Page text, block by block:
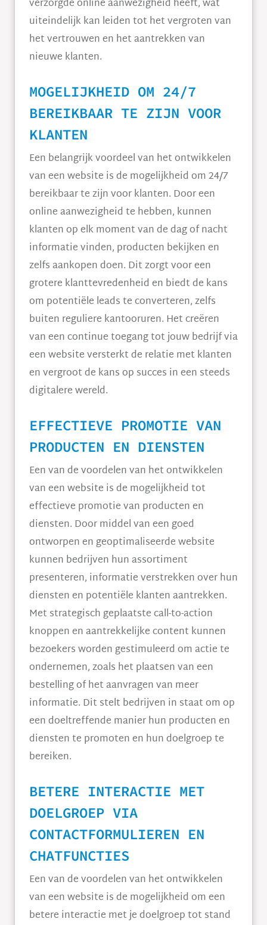
verzorgde online aanwezigheid heeft, wat
uiteindelijk kan leiden tot het vergroten van
het vertrouwen en het aantrekken van
nieuwe klanten.
MOGELIJKHEID OM 24/7
BEREIKBAAR TE ZIJN VOOR
KLANTEN
Een belangrijk voordeel van het ontwikkelen
van een website is de mogelijkheid om 24/7
bereikbaar te zijn voor klanten. Door een
online aanwezigheid te hebben, kunnen
klanten op elk moment van de dag of nacht
informatie vinden, producten bekijken en
zelfs aankopen doen. Dit zorgt voor een
grotere klanttevredenheid en biedt de kans
om potentiële leads te converteren, zelfs
buiten reguliere kantooruren. Het creëren
van een continue toegang tot jouw bedrijf via
een website versterkt de relatie met klanten
en vergroot de kans op succes in een steeds
digitalere wereld.
EFFECTIEVE PROMOTIE VAN
PRODUCTEN EN DIENSTEN
Een van de voordelen van het ontwikkelen
van een website is de mogelijkheid tot
effectieve promotie van producten en
diensten. Door middel van een goed
ontworpen en geoptimaliseerde website
kunnen bedrijven hun assortiment
presenteren, informatie verstrekken over hun
diensten en potentiële klanten aantrekken.
Met strategisch geplaatste call-to-action
knoppen en aantrekkelijke content kunnen
bezoekers worden gestimuleerd om actie te
ondernemen, zoals het plaatsen van een
bestelling of het aanvragen van meer
informatie. Dit stelt bedrijven in staat om op
een doeltreffende manier hun producten en
diensten te promoten en hun doelgroep te
bereiken.
BETERE INTERACTIE MET
DOELGROEP VIA
CONTACTFORMULIEREN EN
CHATFUNCTIES
Een van de voordelen van het ontwikkelen
van een website is de mogelijkheid om een
betere interactie met je doelgroep tot stand